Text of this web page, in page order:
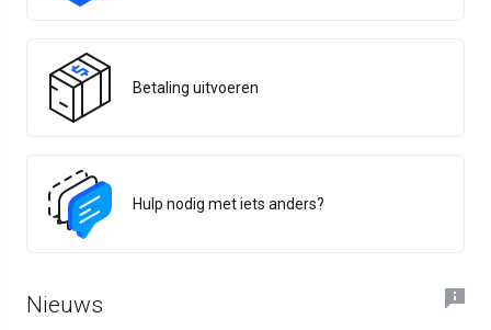
Betaling uitvoeren
Hulp nodig met iets anders?
Nieuws